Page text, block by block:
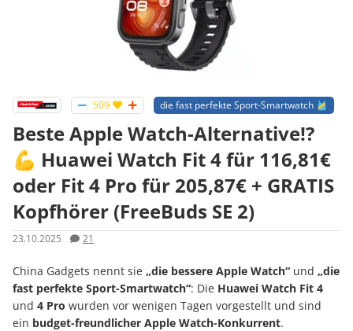
509 die fast perfekte Sport-Smartwatch 🎽
Beste Apple Watch-Alternative!?
💪 Huawei Watch Fit 4 für 116,81€
oder Fit 4 Pro für 205,87€ + GRATIS
Kopfhörer (FreeBuds SE 2)
23.10.2025 21
China Gadgets nennt sie „die bessere Apple Watch“ und „die
fast perfekte Sport-Smartwatch“: Die Huawei Watch Fit 4
und 4 Pro wurden vor wenigen Tagen vorgestellt und sind
ein budget-freundlicher Apple Watch-Konkurrent.